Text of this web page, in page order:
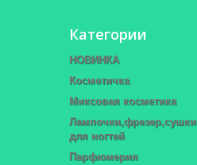
Категории
НОВИНКА
Косметичка
Миксовая косметика
Лампочки,фрезер,сушки
для ногтей
Парфюмерия